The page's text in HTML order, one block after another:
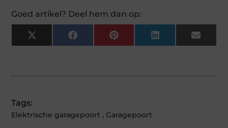
Goed artikel? Deel hem dan op:
X
(Twitter)
FacebookPinterestLinkedInEmail
Tags:
Elektrische garagepoort , Garagepoort